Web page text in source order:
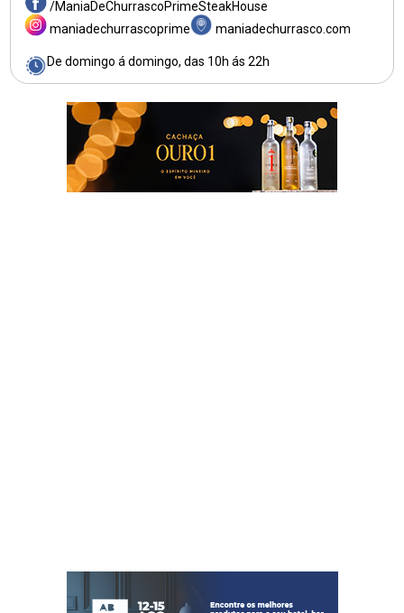
/ManiaDeChurrascoPrimeSteakHouse
maniadechurrascoprime
maniadechurrasco.com
De domingo á domingo, das 10h ás 22h